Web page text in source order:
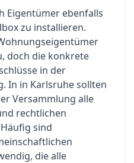
Eigentümer ebenfalls
zu installieren.
doch die konkrete
in der
In in Karlsruhe sollten
Versammlung alle
rechtlichen
sind
die alle